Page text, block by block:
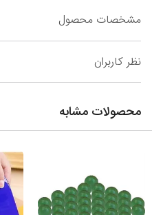
مشخصات محصول
نظر کاربران
محصولات مشابه